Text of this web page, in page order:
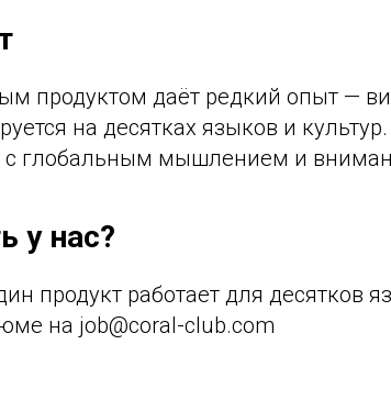
продуктом даёт редкий опыт —
на десятках языков и
с глобальным мышлением и
у нас?
продукт работает для десятков
на job@coral-club.com